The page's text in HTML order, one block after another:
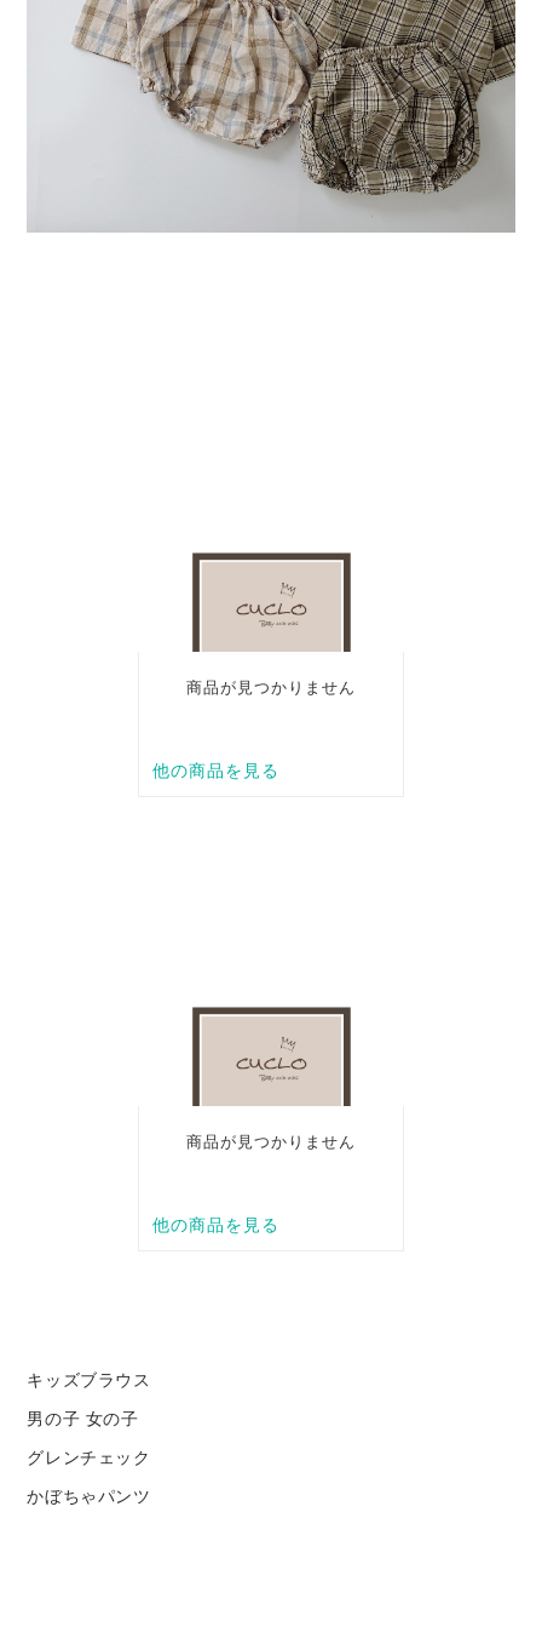
Swimwear
サイズ検索
Gift wrapping
キッズブラウス
男の子 女の子
グレンチェック
かぼちゃパンツ